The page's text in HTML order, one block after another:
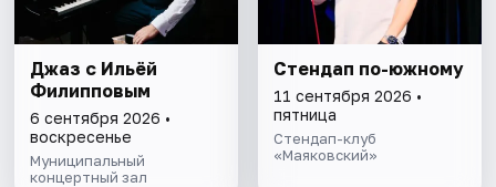
Джаз с Ильёй
Филипповым
6 сентября 2026 •
воскресенье
Муниципальный
концертный зал
Стендап по-южному
11 сентября 2026 •
пятница
Стендап-клуб
«Маяковский»